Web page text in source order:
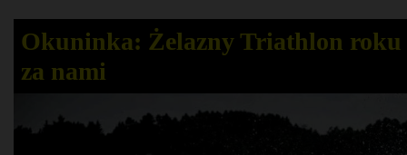
Okuninka: Żelazny Triathlon roku
za nami